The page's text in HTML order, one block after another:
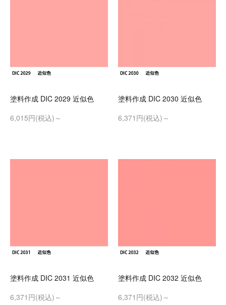
塗料作成 DIC 2029 近似色
6,015円(税込)～
塗料作成 DIC 2030 近似色
6,371円(税込)～
塗料作成 DIC 2031 近似色
6,371円(税込)～
塗料作成 DIC 2032 近似色
6,371円(税込)～